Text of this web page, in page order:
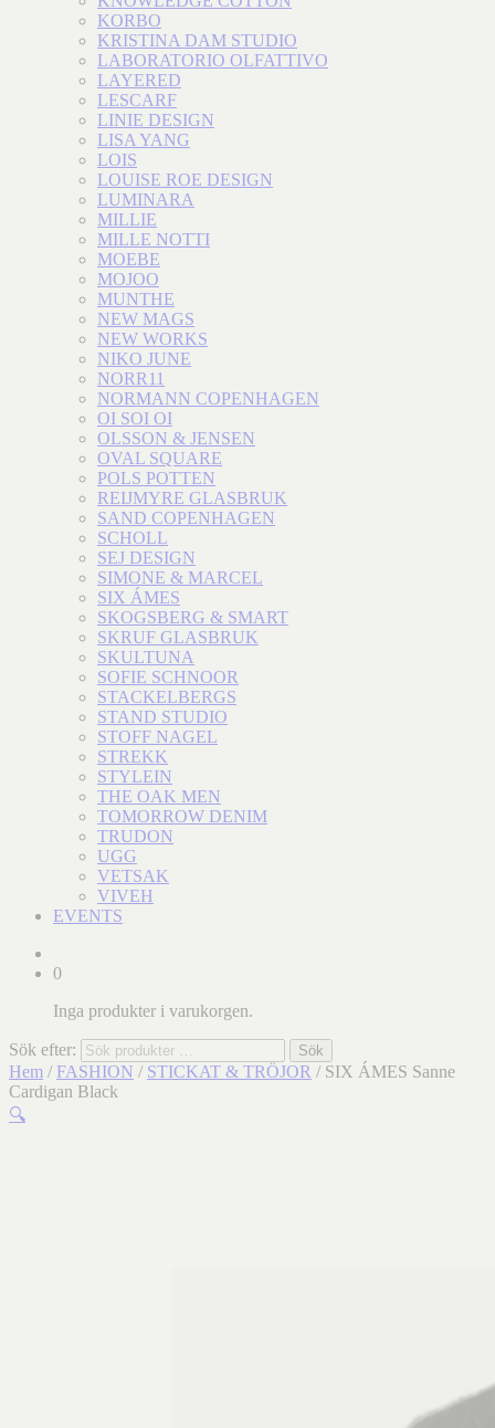
KORBO
KRISTINA DAM STUDIO
LABORATORIO OLFATTIVO
LAYERED
LESCARF
LINIE DESIGN
LISA YANG
LOIS
LOUISE ROE DESIGN
LUMINARA
MILLIE
MILLE NOTTI
MOEBE
MOJOO
MUNTHE
NEW MAGS
NEW WORKS
NIKO JUNE
NORR11
NORMANN COPENHAGEN
OI SOI OI
OLSSON & JENSEN
OVAL SQUARE
POLS POTTEN
REIJMYRE GLASBRUK
SAND COPENHAGEN
SCHOLL
SEJ DESIGN
SIMONE & MARCEL
SIX ÁMES
SKOGSBERG & SMART
SKRUF GLASBRUK
SKULTUNA
SOFIE SCHNOOR
STACKELBERGS
STAND STUDIO
STOFF NAGEL
STREKK
STYLEIN
THE OAK MEN
TOMORROW DENIM
TRUDON
UGG
VETSAK
VIVEH
EVENTS
0
Inga produkter i varukorgen.
Sök efter: Sök
Hem / FASHION / STICKAT & TRÖJOR / SIX ÁMES Sanne
Cardigan Black
🔍